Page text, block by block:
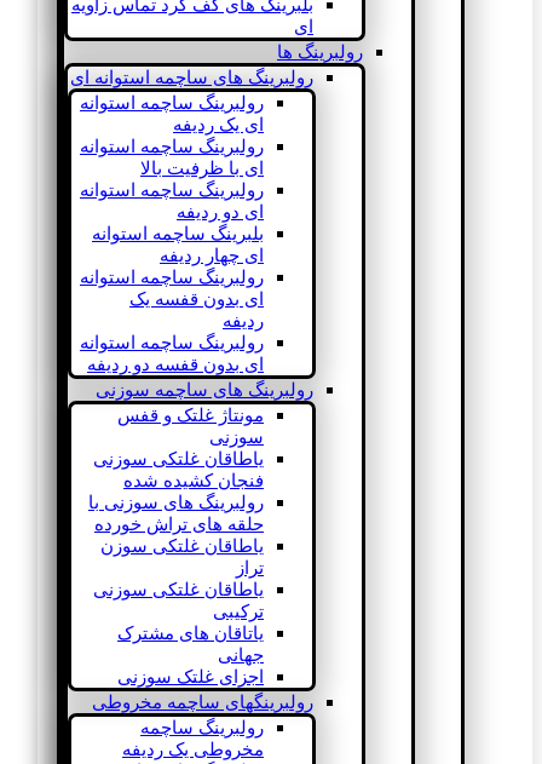
بلبرینگ های کف گرد تماس زاویه
ای
رولبرینگ ها
رولبرینگ های ساچمه استوانه ای
رولبرینگ ساچمه استوانه
ای یک ردیفه
رولبرینگ ساچمه استوانه
ای با ظرفیت بالا
رولبرینگ ساچمه استوانه
ای دو ردیفه
بلبرینگ ساچمه استوانه
ای چهار ردیفه
رولبرینگ ساچمه استوانه
ای بدون قفسه یک
ردیفه
رولبرینگ ساچمه استوانه
ای بدون قفسه دو ردیفه
رولبرینگ های ساچمه سوزنی
مونتاژ غلتک و قفس
سوزنی
یاطاقان غلتکی سوزنی
فنجان کشیده شده
رولبرینگ های سوزنی با
حلقه های تراش خورده
یاطاقان غلتکی سوزن
تراز
یاطاقان غلتکی سوزنی
ترکیبی
یاتاقان های مشترک
جهانی
اجزای غلتک سوزنی
رولبرینگهای ساچمه مخروطی
رولبرینگ ساچمه
مخروطی یک ردیفه